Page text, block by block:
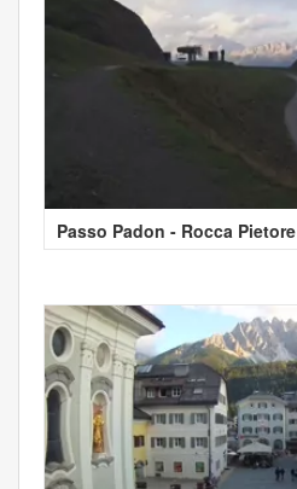
Passo Padon - Rocca Pietore